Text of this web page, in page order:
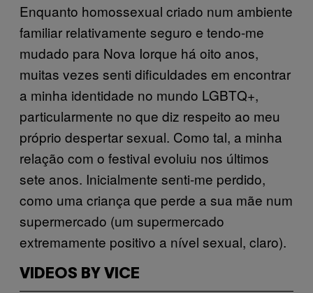
Enquanto homossexual criado num ambiente
familiar relativamente seguro e tendo-me
mudado para Nova Iorque há oito anos,
muitas vezes senti dificuldades em encontrar
a minha identidade no mundo LGBTQ+,
particularmente no que diz respeito ao meu
próprio despertar sexual. Como tal, a minha
relação com o festival evoluiu nos últimos
sete anos. Inicialmente senti-me perdido,
como uma criança que perde a sua mãe num
supermercado (um supermercado
extremamente positivo a nível sexual, claro).
VIDEOS BY VICE